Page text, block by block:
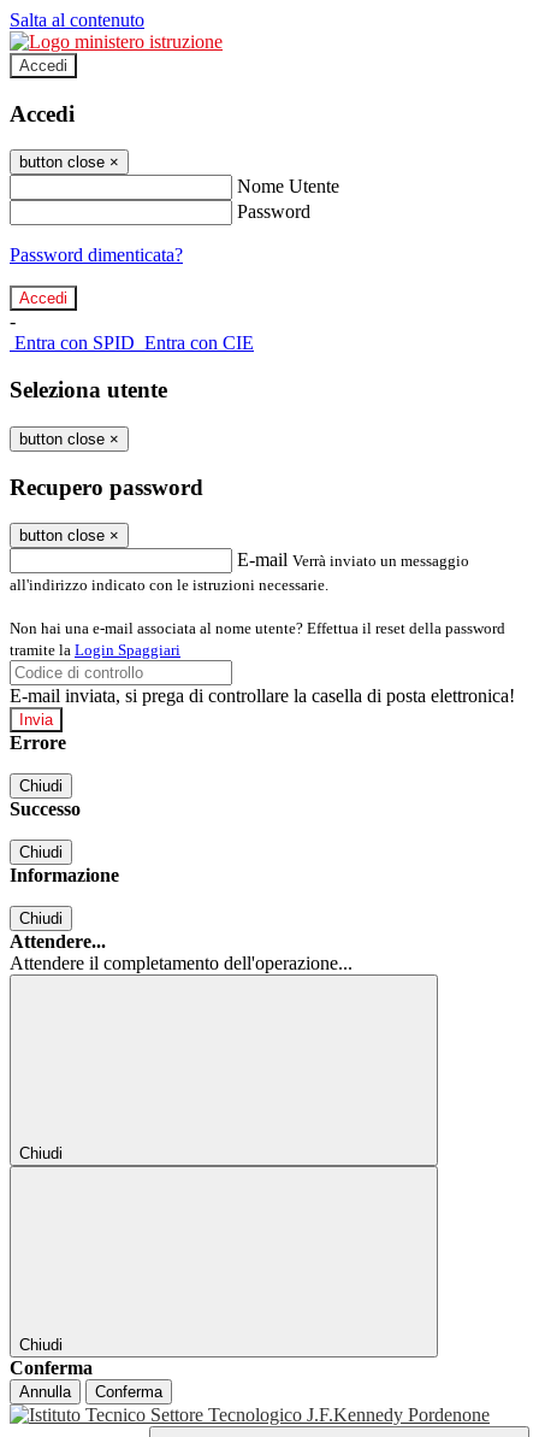
Salta al contenuto
Accedi
Accedi
button close ×
Nome Utente
Password
Password dimenticata?
-
Entra con SPID Entra con CIE
Seleziona utente
button close ×
Recupero password
button close ×
E-mail Verrà inviato un messaggio
all'indirizzo indicato con le istruzioni necessarie.
Non hai una e-mail associata al nome utente? Effettua il reset della password
tramite la Login Spaggiari
E-mail inviata, si prega di controllare la casella di posta elettronica!
Errore
Chiudi
Successo
Chiudi
Informazione
Chiudi
Attendere...
Attendere il completamento dell'operazione...
Chiudi
Chiudi
Conferma
Annulla Conferma